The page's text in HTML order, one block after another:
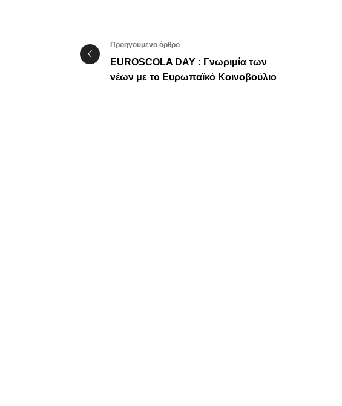
Προηγούμενο άρθρο
EUROSCOLA DAY : Γνωριμία των
νέων με το Ευρωπαϊκό Κοινοβούλιο